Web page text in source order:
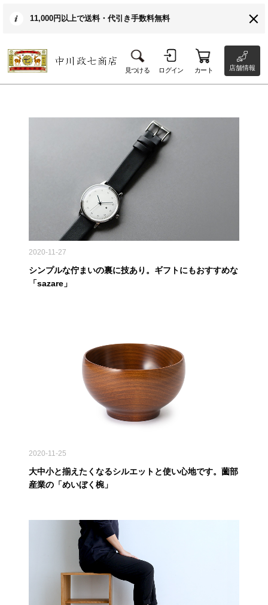
11,000円以上で送料・代引き手数料無料
見つける ログイン カート 店舗情報
2020-11-27
シンプルな佇まいの裏に技あり。ギフトにもおすすめな
「sazare」
2020-11-25
大中小と揃えたくなるシルエットと使い心地です。薗部
産業の「めいぼく椀」